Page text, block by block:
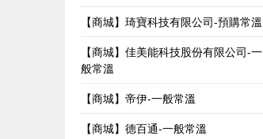
【商城】琦寶科技有限公司-預購常溫
【商城】佳美能科技股份有限公司-一
般常溫
【商城】帝伊-一般常溫
【商城】德百通-一般常溫